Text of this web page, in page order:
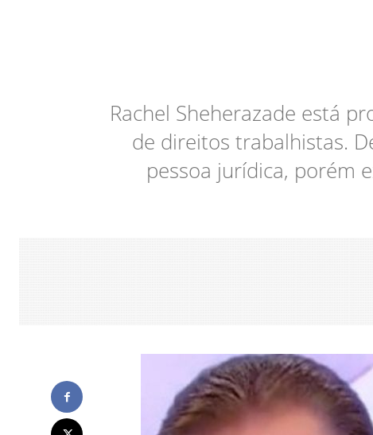
Rachel Sheherazade está
de direitos trabalhistas.
pessoa jurídica, porém